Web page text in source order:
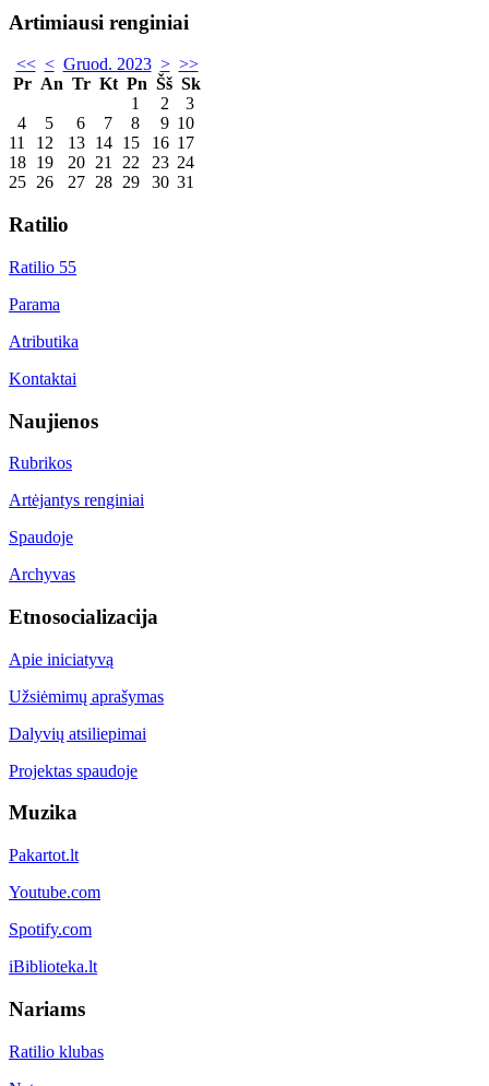
Artimiausi renginiai
<< < Gruod. 2023 > >>
Pr An Tr Kt Pn Šš Sk
1
2
3
4
5 6 7 8 9 10
11
12 13 14 15 16 17
18 19 20 21 22 23 24
25 26 27 28 29 30 31
Ratilio
Ratilio 55
Parama
Atributika
Kontaktai
Naujienos
Rubrikos
Artėjantys renginiai
Spaudoje
Archyvas
Etnosocializacija
Apie iniciatyvą
Užsiėmimų aprašymas
Dalyvių atsiliepimai
Projektas spaudoje
Muzika
Pakartot.lt
Youtube.com
Spotify.com
iBiblioteka.lt
Nariams
Ratilio klubas